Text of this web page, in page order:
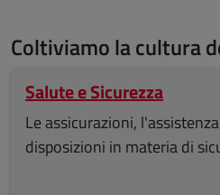
Coltiviamo la cultura
Salute e Sicurezza
Le assicurazioni,
disposizioni in materia di